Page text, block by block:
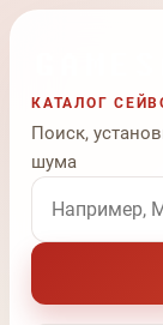
КАТАЛОГ
Поиск,
шума
Поиск по